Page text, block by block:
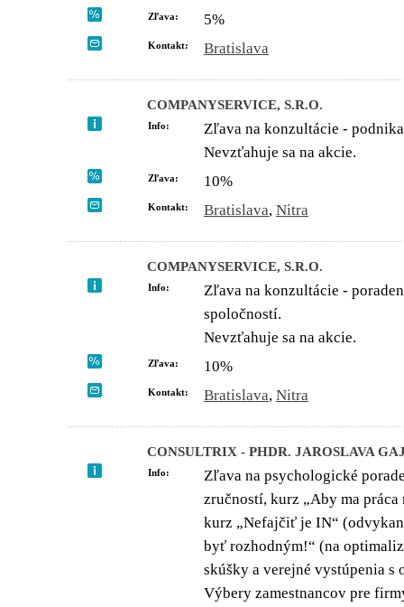
Zľava: 5%
Kontakt: Bratislava
COMPANYSERVICE, S.R.O.
Info:
Zľava na konzultácie -
Nevzťahuje sa na akcie.
Zľava: 10%
Kontakt: Bratislava, Nitra
COMPANYSERVICE, S.R.O.
Info:
Zľava na konzultácie -
spoločností.
Nevzťahuje sa na akcie.
Zľava: 10%
Kontakt: Bratislava, Nitra
CONSULTRIX - PHDR. JAROSLAVA
Info:
Zľava na psychologické
zručností, kurz „Aby ma
kurz „Nefajčiť je IN“
byť rozhodným!“ (na
skúšky a verejné vystúpenia s
Výbery zamestnancov pre